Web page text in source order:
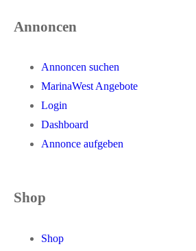
Annoncen
Annoncen suchen
MarinaWest Angebote
Login
Dashboard
Annonce aufgeben
Shop
Shop